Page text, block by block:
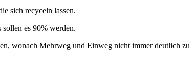
sich recyceln lassen.
es 90% werden.
wonach Mehrweg und Einweg nicht immer deutlich zu